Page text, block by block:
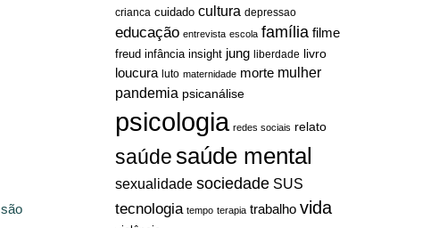
crianca cuidado cultura depressao
educação entrevista escola família filme
freud infância insight jung liberdade livro
loucura luto maternidade morte mulher
pandemia psicanálise
psicologia redes sociais relato
saúdesaúde mental
sexualidade sociedade SUS
tecnologia tempo terapia trabalho vida